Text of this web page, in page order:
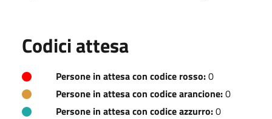
Codici attesa
Persone in attesa con codice rosso:0
Persone in attesa con codice arancione:0
Persone in attesa con codice azzurro:0